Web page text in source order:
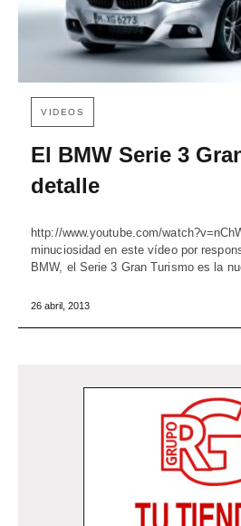
VIDEOS
El BMW Serie 3
detalle
http://www.youtube.com/
minuciosidad en este vídeo por
BMW, el Serie 3 Gran Turismo es la
26 abril, 2013